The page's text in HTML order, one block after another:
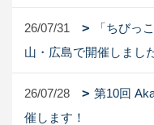
26/07/31
「ちびっ
山・広島で開催しまし
26/07/28
第10回
催します！